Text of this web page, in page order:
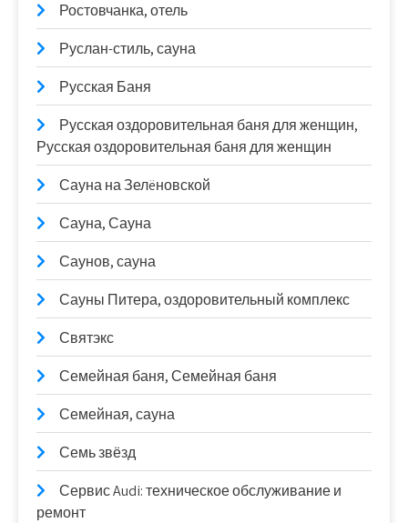
Ростовчанка, отель
Руслан-стиль, сауна
Русская Баня
Русская оздоровительная баня для женщин,
Русская оздоровительная баня для женщин
Сауна на Зелëновской
Сауна, Сауна
Саунов, сауна
Сауны Питера, оздоровительный комплекс
Святэкс
Семейная баня, Семейная баня
Семейная, сауна
Семь звёзд
Сервис Audi: техническое обслуживание и
ремонт